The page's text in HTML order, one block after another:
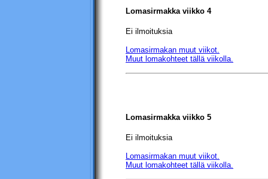
Lomasirmakkaviikko 4
Ei ilmoituksia
Lomasirmakan muut viikot.
Muut lomakohteet tällä viikolla.
Lomasirmakkaviikko 5
Ei ilmoituksia
Lomasirmakan muut viikot.
Muut lomakohteet tällä viikolla.